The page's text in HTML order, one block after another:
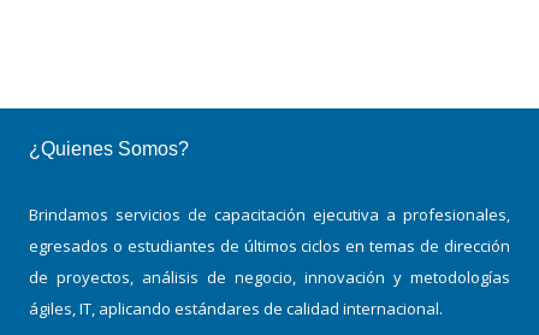
¿Quienes Somos?
Brindamos servicios de capacitación ejecutiva a profesionales,
egresados o estudiantes de últimos ciclos en temas de dirección
de proyectos, análisis de negocio, innovación y metodologías
ágiles, IT, aplicando estándares de calidad internacional.